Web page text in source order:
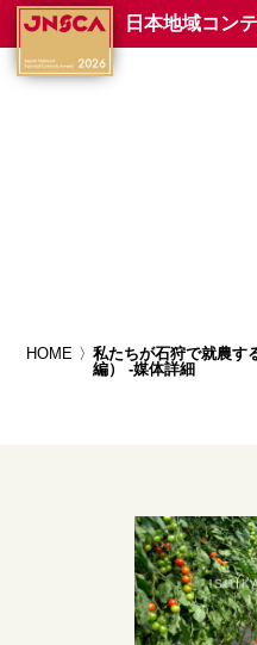
日本地域コン
HOME
私たちが石狩で就農す
編） -媒体詳細